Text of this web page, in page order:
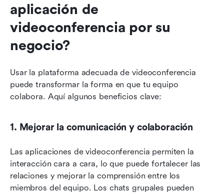
aplicación de
videoconferencia por su
negocio?
Usar la plataforma adecuada de videoconferencia
puede transformar la forma en que tu equipo
colabora. Aquí algunos beneficios clave:
1. Mejorar la comunicación y colaboración
Las aplicaciones de videoconferencia permiten la
interacción cara a cara, lo que puede fortalecer las
relaciones y mejorar la comprensión entre los
miembros del equipo. Los chats grupales pueden